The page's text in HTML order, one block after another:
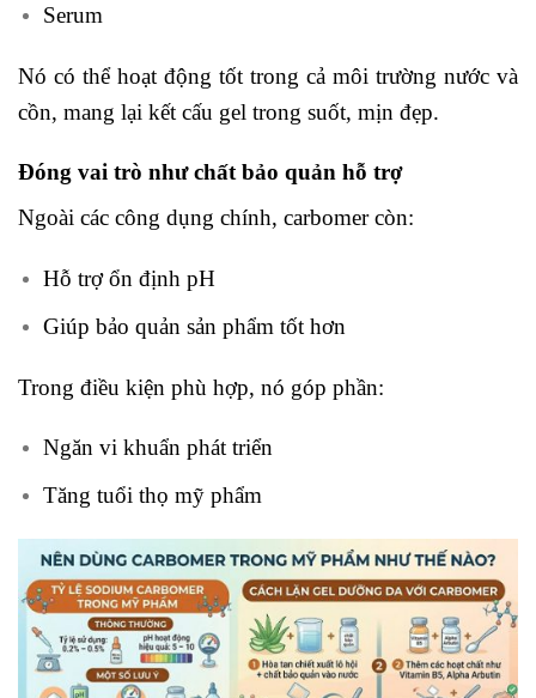
Serum
Nó có thể hoạt động tốt trong cả môi trường nước và
cồn, mang lại kết cấu gel trong suốt, mịn đẹp.
Đóng vai trò như chất bảo quản hỗ trợ
Ngoài các công dụng chính, carbomer còn:
Hỗ trợ ổn định pH
Giúp bảo quản sản phẩm tốt hơn
Trong điều kiện phù hợp, nó góp phần:
Ngăn vi khuẩn phát triển
Tăng tuổi thọ mỹ phẩm